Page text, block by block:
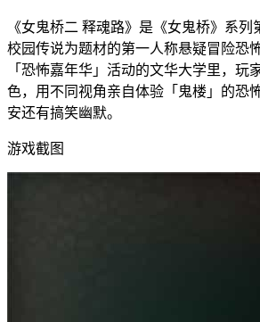
《女鬼桥二 释魂路》是《女鬼桥》系
校园传说为题材的第一人称悬疑冒险恐
「恐怖嘉年华」活动的文华大学里，玩
色，用不同视角亲自体验「鬼楼」的恐
安还有搞笑幽默。
游戏截图